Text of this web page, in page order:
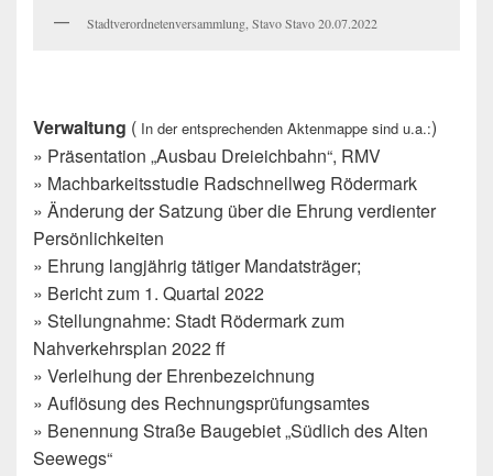
Stadtverordnetenversammlung, Stavo Stavo 20.07.2022
Verwaltung ( In der entsprechenden Aktenmappe sind u.a.:)
» Präsentation „Ausbau Dreieichbahn“, RMV
» Machbarkeitsstudie Radschnellweg Rödermark
» Änderung der Satzung über die Ehrung verdienter
Persönlichkeiten
» Ehrung langjährig tätiger Mandatsträger;
» Bericht zum 1. Quartal 2022
» Stellungnahme: Stadt Rödermark zum
Nahverkehrsplan 2022 ff
» Verleihung der Ehrenbezeichnung
» Auflösung des Rechnungsprüfungsamtes
» Benennung Straße Baugebiet „Südlich des Alten
Seewegs“